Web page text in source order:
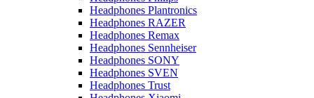
Headphones Plantronics
Headphones RAZER
Headphones Remax
Headphones Sennheiser
Headphones SONY
Headphones SVEN
Headphones Trust